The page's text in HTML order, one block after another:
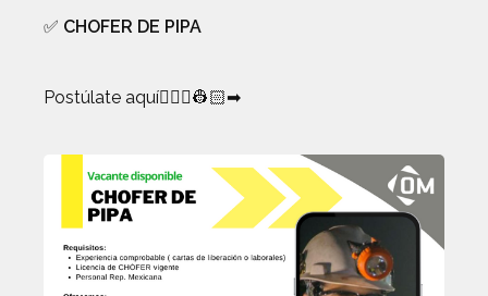
✅ CHOFER DE PIPA
Postúlate aquí👷🏻‍♀️👷🏻➡